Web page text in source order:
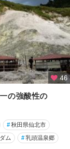
46
の強酸性の
#秋田県仙北市
ム #乳頭温泉郷